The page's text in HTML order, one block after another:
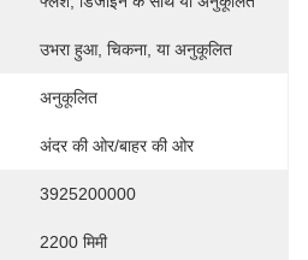
उभरा हुआ, चिकना, या अनुकूलित
अनुकूलित
अंदर की ओर/बाहर की ओर
3925200000
2200 मिमी